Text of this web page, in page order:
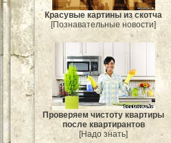
Красувые картины из скотча
[Познавательные новости]
Проверяем чистоту квартиры
после квартирантов
[Надо знать]